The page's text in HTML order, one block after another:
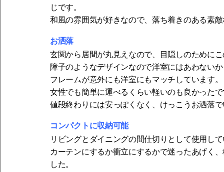
じです。
和風の雰囲気が好きなので、落ち着きのある素
お洒落
玄関から居間が丸見えなので、目隠しのために
障子のようなデザインなので洋室にはあわない
フレームが意外にも洋室にもマッチしています。
女性でも簡単に運べるくらい軽いのも良かった
値段終わりには安っぽくなく、けっこうお洒落
コンパクトに収納可能
リビングとダイニングの間仕切りとして使用し
カーテンにするか衝立にするかで迷ったあげく
した。